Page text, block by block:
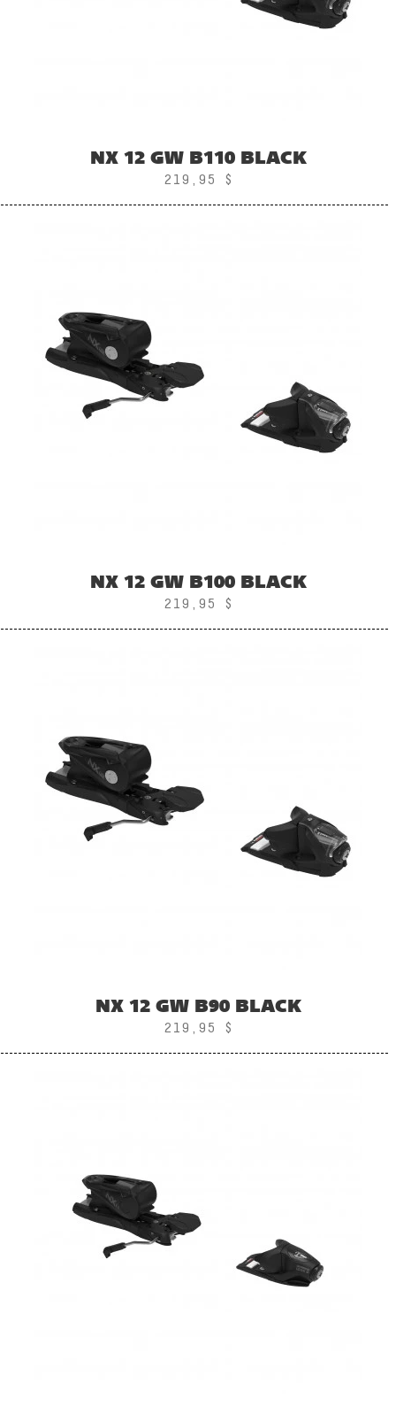
NX 12 GW B110 BLACK
219,95 $
NX 12 GW B100 BLACK
219,95 $
NX 12 GW B90 BLACK
219,95 $